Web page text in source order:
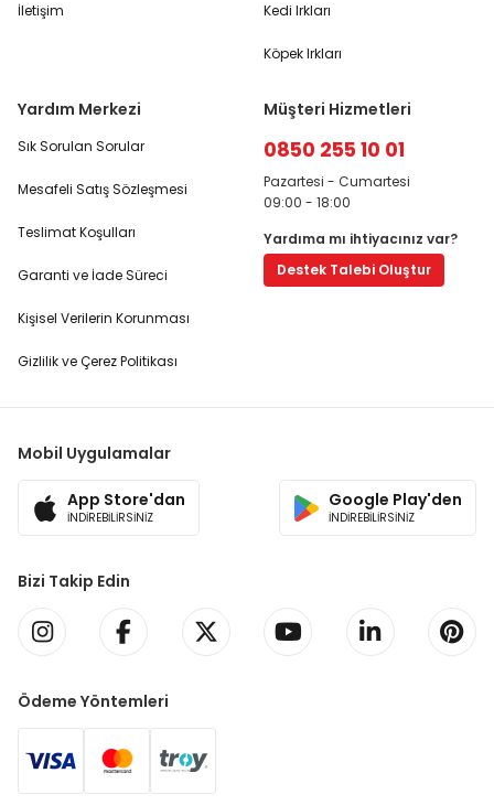
İletişim Kedi Irkları
Köpek Irkları
Yardım Merkezi
Sık Sorulan Sorular
Mesafeli Satış Sözleşmesi
Teslimat Koşulları
Garanti ve İade Süreci
Kişisel Verilerin Korunması
Gizlilik ve Çerez Politikası
Müşteri Hizmetleri
0850 255 10 01
Pazartesi - Cumartesi
09:00 - 18:00
Yardıma mı ihtiyacınız var?
Destek Talebi Oluştur
Mobil Uygulamalar
App Store'dan
İNDİREBİLİRSİNİZ
Google Play'den
İNDİREBİLİRSİNİZ
Bizi Takip Edin
Ödeme Yöntemleri